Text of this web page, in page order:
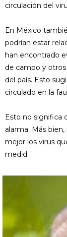
circulación del
En México
podrían estar
han encontrado
de campo y
del país. Esto
circulado en la
Esto no significa
alarma. Más
mejor los virus
medid